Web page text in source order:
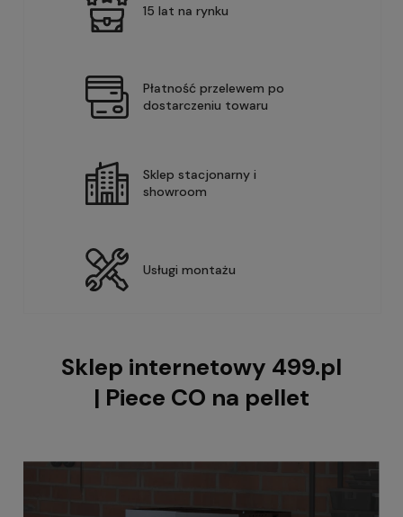
15 lat na rynku
Płatność przelewem po
dostarczeniu towaru
Sklep stacjonarny i
showroom
Usługi montażu
Sklep internetowy 499.pl
| Piece CO na pellet